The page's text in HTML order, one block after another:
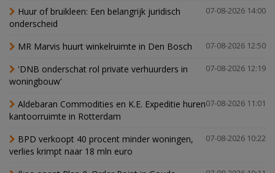
07-08-2026 14:00
Huur of bruikleen: Een belangrijk juridisch
onderscheid
07-08-2026 12:50
MR Marvis huurt winkelruimte in Den Bosch
07-08-2026 12:19
'DNB onderschat rol private verhuurders in
woningbouw'
07-08-2026 11:01
Aldebaran Commodities en K.E. Expeditie huren
kantoorruimte in Rotterdam
07-08-2026 10:22
BPD verkoopt 40 procent minder woningen,
verlies krimpt naar 18 mln euro